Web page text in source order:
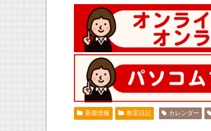
新着情報 教室日記 カレンダー